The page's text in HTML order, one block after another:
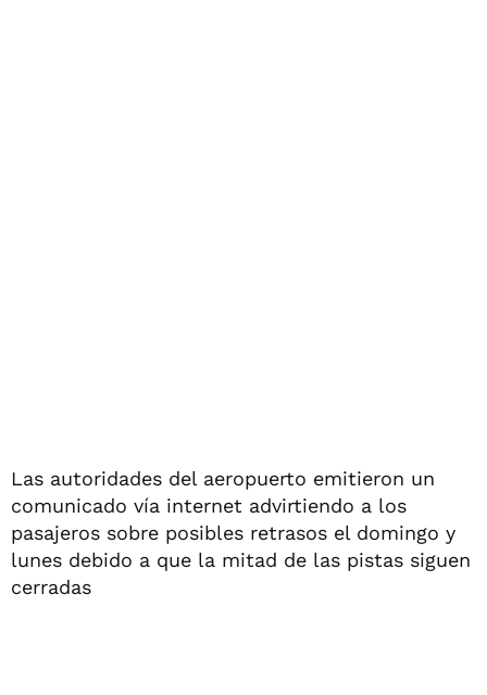
Las autoridades del aeropuerto emitieron un
comunicado vía internet advirtiendo a los
pasajeros sobre posibles retrasos el domingo y
lunes debido a que la mitad de las pistas siguen
cerradas